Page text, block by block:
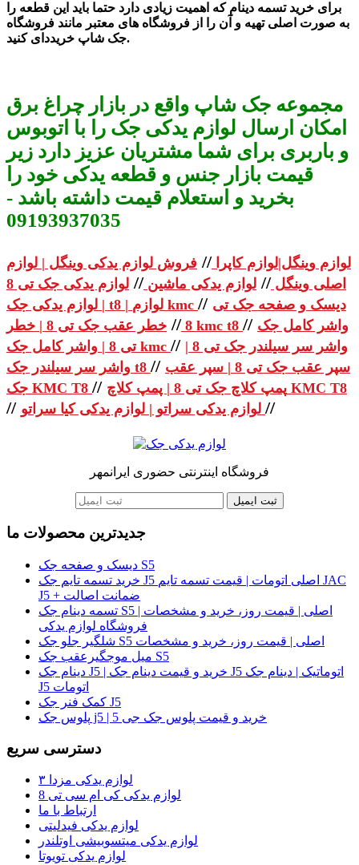
برای خرید تسمه دینام که اهمیت زیادی دارد حتما باید این قطعه را
به صورت اصلی تهیه و آن را از فروشگاه های معتبر مانند فروشگاه
جکشاپ خریددای کنید.
مجموعه جک شاپ واقع در بازار چراغ برق
امکان ارسال لوازم یدکی جک را با اتوبوس
و باربری برای شما مشتریان عزیز دارد زیر
قیمت بازار جنس و قطعه یدکی خود را
بخرید و استعلام قیمت داشته باشد -
09193937035
لوازم وینگل|لوازم کاپرا // فروش لوازم یدکی وینگل | لوازم
اصلی وینگل // لوازم یدکی ماشین //
لوازم یدکی جک تی 8
| لوازم یدکی جک t8 | لوازم kmc // دیسک و صفحه جک تی
8
// خطر عقب جک تی 8 | خطر kmc t8 // واشر کامل جک
تی 8 | واشر کامل جک kmc // واشر سر سیلندر جک تی 8 |
واشر سر سیلندر جک t8 // سپر عقب جک تی 8 | سپر عقب
جک KMC T8 // پمپ کلاچ جک تی 8 | پمپ کلاچ KMC T8
// //
فروشگاه اینترنتی حضوری ایرانمهر
ثبت ایمیل
جدیدترین محصولات ما
دیسک و صفحه جک S5
خرید تسمه تایم جک J5 اصلی اتومات | قیمت تسمه تایم JAC
J5 + ضمانت اصالت
تسمه دینام جک S5 اصلی | قیمت روز، خرید و مشخصات |
فروشگاه لوازم یدکی
شلگیر جلو جک S5 اصلی | قیمت روز، خرید و مشخصات
میل موجگیرعقب جک S5
دینام جک J5 | خرید و قیمت دینام جک J5 اتوماتیک | دینام جک
J5 اتومات
کمک فنر جک J5
پلوس جک j5 | خرید و قیمت پلوس جک جی 5
دسترسی سریع
لوازم یدکی مزدا ۳
لوازم یدکی کی ام سی تی 8
ارتباط با ما
لوازم یدکی فیدلیتی
لوازم یدکی میتسوبیشی اوتلندر
لوازم یدکی تویوتا